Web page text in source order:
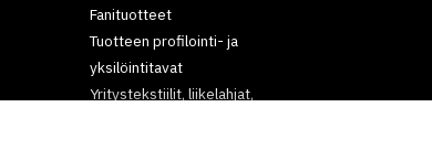
Fanituotteet
Tuotteen profilointi- ja
yksilöintitavat
Yritystekstiilit, liikelahjat,